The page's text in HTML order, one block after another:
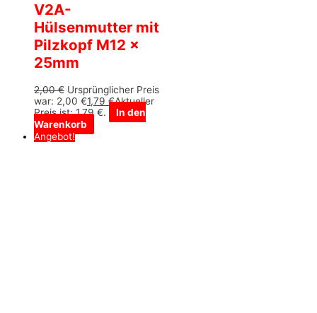
V2A-
Hülsenmutter mit
Pilzkopf M12 x
25mm
2,00€ Ursprünglicher Preis
war: 2,00 €1,79 €Aktueller
Preis ist: 1,79 €.
In den
Warenkorb
Angebot!